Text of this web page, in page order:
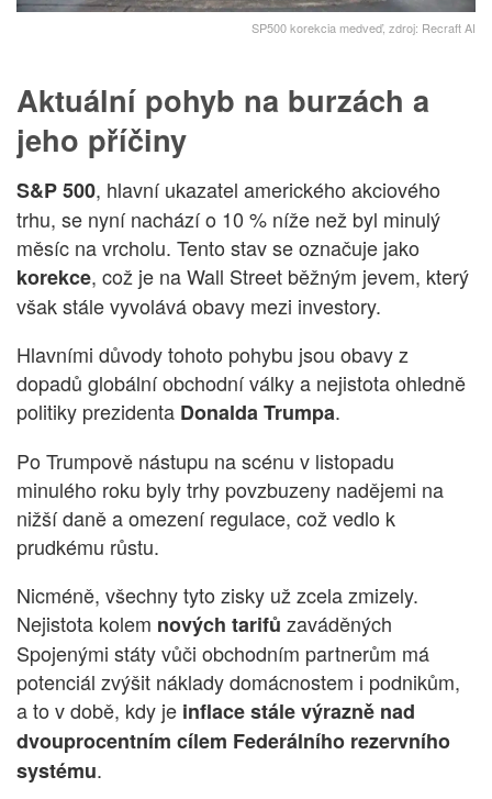
SP500 korekcia medveď, zdroj: Recraft AI
Aktuální pohyb na burzách a
jeho příčiny
S&P 500, hlavní ukazatel amerického akciového
trhu, se nyní nachází o 10 % níže než byl minulý
měsíc na vrcholu. Tento stav se označuje jako
korekce, což je na Wall Street běžným jevem, který
však stále vyvolává obavy mezi investory.
Hlavními důvody tohoto pohybu jsou obavy z
dopadů globální obchodní války a nejistota ohledně
politiky prezidenta Donalda Trumpa.
Po Trumpově nástupu na scénu v listopadu
minulého roku byly trhy povzbuzeny nadějemi na
nižší daně a omezení regulace, což vedlo k
prudkému růstu.
Nicméně, všechny tyto zisky už zcela zmizely.
Nejistota kolem nových tarifů zaváděných
Spojenými státy vůči obchodním partnerům má
potenciál zvýšit náklady domácnostem i podnikům,
a to v době, kdy je inflace stále výrazně nad
dvouprocentním cílem Federálního rezervního
systému.